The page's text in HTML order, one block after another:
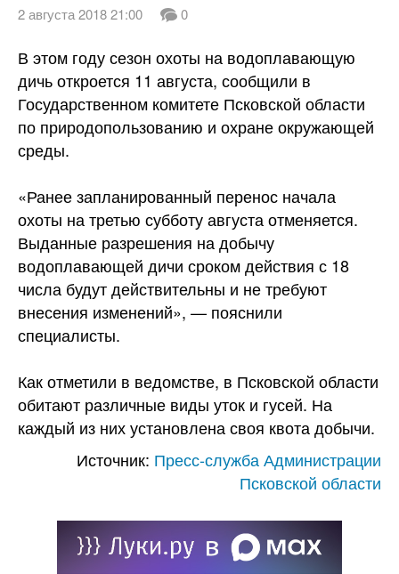
2 августа 2018 21:00 0
В этом году сезон охоты на водоплавающую
дичь откроется 11 августа, сообщили в
Государственном комитете Псковской области
по природопользованию и охране окружающей
среды.
«Ранее запланированный перенос начала
охоты на третью субботу августа отменяется.
Выданные разрешения на добычу
водоплавающей дичи сроком действия с 18
числа будут действительны и не требуют
внесения изменений», — пояснили
специалисты.
Как отметили в ведомстве, в Псковской области
обитают различные виды уток и гусей. На
каждый из них установлена своя квота добычи.
Источник: Пресс-служба Администрации
Псковской области